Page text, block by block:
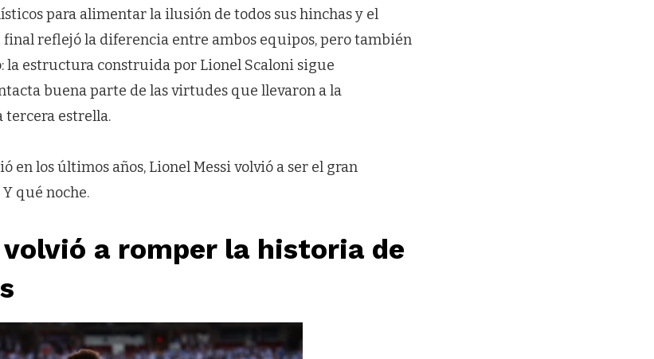
para alimentar la ilusión de todos sus hinchas y el
final reflejó la diferencia entre ambos equipos, pero también
la estructura construida por Lionel Scaloni sigue
buena parte de las virtudes que llevaron a la
tercera estrella.
en los últimos años, Lionel Messi volvió a ser el gran
qué noche.
a romper la historia de